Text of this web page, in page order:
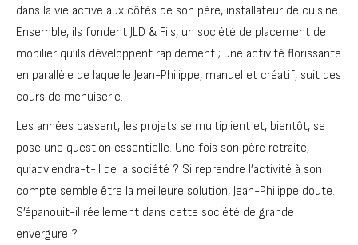
dans la vie active aux côtés de son père, installateur de cuisine.
Ensemble, ils fondent JLD & Fils, un société de placement de
mobilier qu’ils développent rapidement ; une activité florissante
en parallèle de laquelle Jean-Philippe, manuel et créatif, suit des
cours de menuiserie.
Les années passent, les projets se multiplient et, bientôt, se
pose une question essentielle. Une fois son père retraité,
qu’adviendra-t-il de la société ? Si reprendre l’activité à son
compte semble être la meilleure solution, Jean-Philippe doute.
S’épanouit-il réellement dans cette société de grande
envergure ?